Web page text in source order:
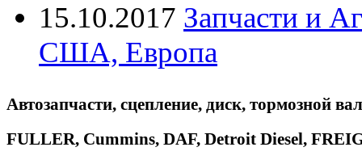
15.10.2017 Запчасти и
США, Европа
Автозапчасти, сцепление, диск, тормозной
FULLER, Cummins, DAF, Detroit Diesel,